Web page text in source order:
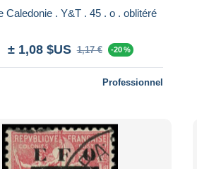
Nouvelle Caledonie . Y&T . 45 . o . oblitéré
± 1,08 $US 1,17 € -20 %
Professionnel